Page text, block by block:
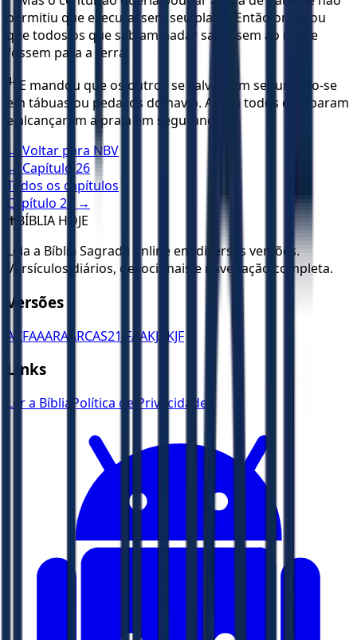
permitiu que executassem seu plano. Então ordenou
que todos os que sabiam nadar saltassem ao mar e
fossem para a terra.
44 E mandou que os outros se salvassem segurando-se
em tábuas ou pedaços do navio. Assim todos escaparam
e alcançaram a praia em segurança!
← Voltar para NBV
← Capítulo 26
Todos os capítulos
Capítulo 28
→
✝️ BÍBLIA HOJE
Leia a Bíblia Sagrada online em diversas versões.
Versículos diários, devocionais e navegação completa.
Versões
ACFAAARA ARCAS21 JFAAKJA KJF
Links
Ler a Bíblia Política de Privacidade